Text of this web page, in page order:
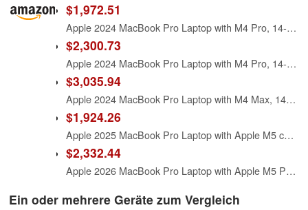
$1,972.51
Apple 2024 MacBook Pro Laptop with M4 Pro, 14‑core CPU, 20‑core GPU: Built for Apple Intelligence, 14.2-inch Liquid Retina XDR Display, 24GB Unified Memory, 1TB SSD Storage; Space Black
$2,300.73
Apple 2024 MacBook Pro Laptop with M4 Pro, 14‑core CPU, 20‑core GPU: Built for Apple Intelligence, 16.2-inch Liquid Retina XDR Display, 24GB Unified Memory, 512GB SSD Storage; Space Black
$3,035.94
Apple 2024 MacBook Pro Laptop with M4 Max, 14‑core CPU, 32‑core GPU: Built for Apple Intelligence, 16.2-inch Liquid Retina XDR Display, 36GB Unified Memory, 1TB SSD Storage; Space Black (Renewed)
$1,924.26
Apple 2025 MacBook Pro Laptop with Apple M5 chip with 10‑core CPU and 10‑core GPU: Built for AI, 14.2-inch Liquid Retina XDR Display, 24GB Unified Memory, 1TB SSD Storage; Space Black
$2,332.44
Apple 2026 MacBook Pro Laptop with Apple M5 Pro chip with 15-core CPU and 16-core GPU: Built for AI, 14.2-inch Liquid Retina XDR Display, 24GB Unified Memory, 1TB SSD, Wi-Fi 7; Space Black
Ein oder mehrere Geräte zum Vergleich